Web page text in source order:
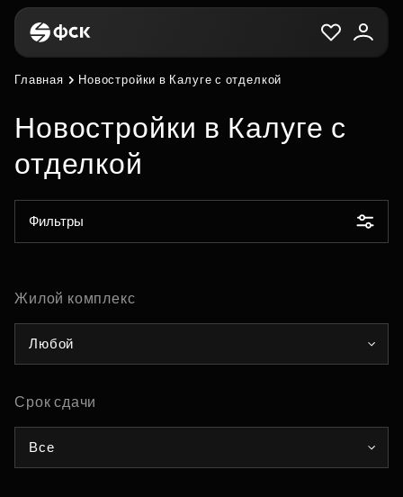
Главная Новостройки в Калуге с отделкой
Новостройки в Калуге с
отделкой
Фильтры
Жилой комплекс
Любой
Срок сдачи
Все